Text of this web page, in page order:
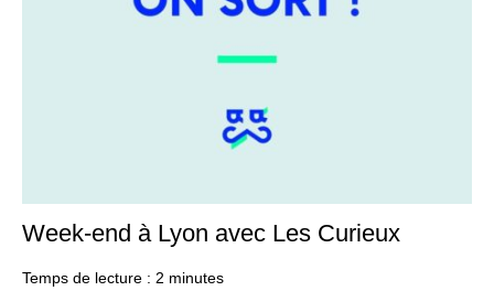
Week-end à Lyon avec Les Curieux
Temps de lecture : 2 minutes